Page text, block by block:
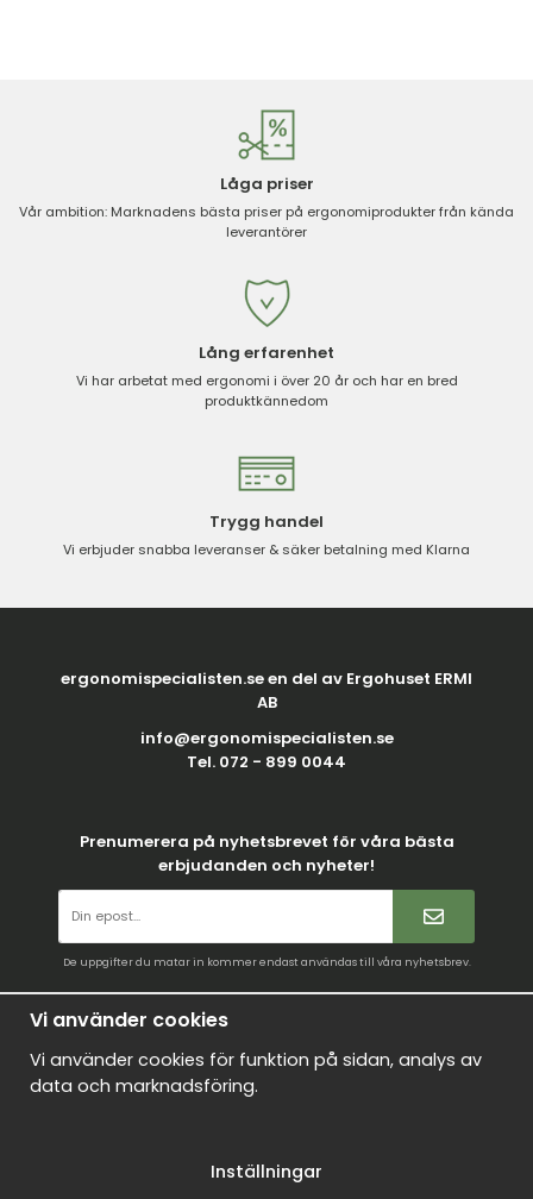
Låga priser
Vår ambition: Marknadens bästa priser på ergonomiprodukter från kända
leverantörer
Lång erfarenhet
Vi har arbetat med ergonomi i över 20 år och har en bred
produktkännedom
Trygg handel
Vi erbjuder snabba leveranser & säker betalning med Klarna
ergonomispecialisten.se en del av Ergohuset ERMI
AB
info@ergonomispecialisten.se
Tel. 072 - 899 0044
Prenumerera på nyhetsbrevet för våra bästa
erbjudanden och nyheter!
De uppgifter du matar in kommer endast användas till våra nyhetsbrev.
Mina favoriter
Logga in
Nyheter
Vi använder cookies
Vi använder cookies för funktion på sidan, analys av
data och marknadsföring.
Inställningar